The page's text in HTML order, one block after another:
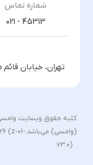
شماره تماس
021 - 45313
تهران، خیابان قائم مقام
کلیه حقوق وبسایت
(وامسی) می‌باشد.(z-01-
v3.0)